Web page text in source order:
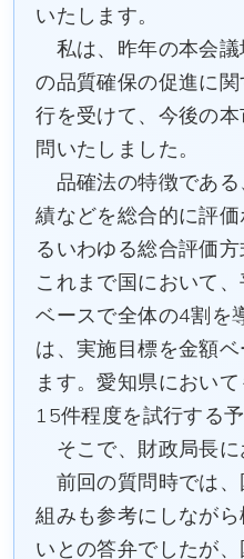
いたします。
私は、昨年の本会
の品質確保の促進に
行を受けて、今後の
問いたしました。
品確法の特徴である
績などを総合的に評
るいわゆる総合評価方
これまで国において
ベースで全体の4割を
は、実施目標を金額
ます。愛知県におい
15件程度を試行する
そこで、財政局長に
前回の質問時では、
組みも参考にしなが
いとの答弁でしたが